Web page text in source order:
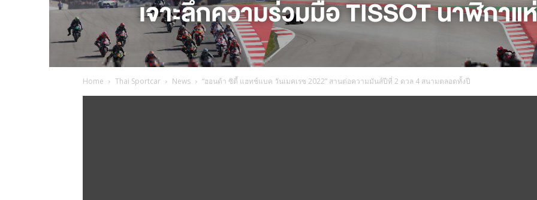
Home Thai Sportcar News “ฮอนด้า ซิตี้ แฮทช์แบค วันเมคเรซ 2022” สานต่อความมันส์ปีที่ 2 ดวล 4 สนามตลอดทั้งปี